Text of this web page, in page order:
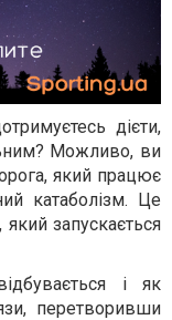
дієти,
Можливо, ви
який працює
катаболізм. Це
запускається
і як
перетворивши